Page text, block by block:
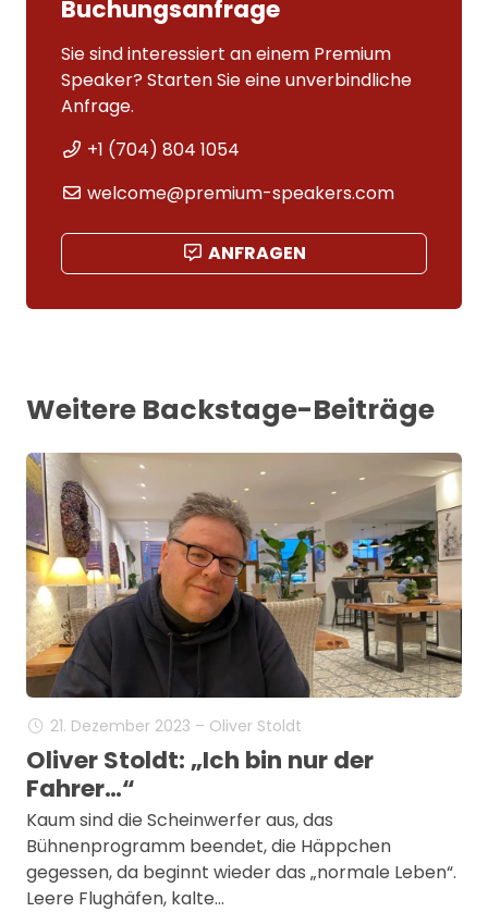
Buchungsanfrage
Sie sind interessiert an einem Premium
Speaker? Starten Sie eine unverbindliche
Anfrage.
+1 (704) 804 1054
welcome@premium-speakers.com
ANFRAGEN
Weitere Backstage-Beiträge
21. Dezember 2023 – Oliver Stoldt
Oliver Stoldt: „Ich bin nur der
Fahrer…“
Kaum sind die Scheinwerfer aus, das
Bühnenprogramm beendet, die Häppchen
gegessen, da beginnt wieder das „normale Leben“.
Leere Flughäfen, kalte…